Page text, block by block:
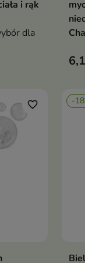
i rąk
dla
w
favorite_border -